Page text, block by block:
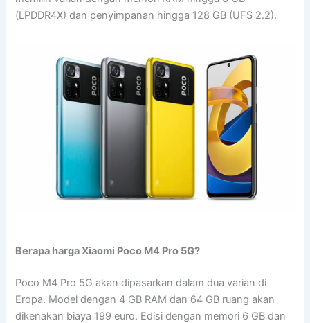
(LPDDR4X) dan penyimpanan hingga 128 GB (UFS 2.2).
Berapa harga Xiaomi Poco M4 Pro 5G?
Poco M4 Pro 5G akan dipasarkan dalam dua varian di
Eropa. Model dengan 4 GB RAM dan 64 GB ruang akan
dikenakan biaya 199 euro. Edisi dengan memori 6 GB dan